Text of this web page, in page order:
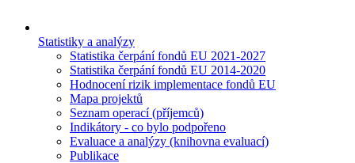
Statistiky a analýzy
Statistika čerpání fondů EU 2021-2027
Statistika čerpání fondů EU 2014-2020
Hodnocení rizik implementace fondů EU
Mapa projektů
Seznam operací (příjemců)
Indikátory - co bylo podpořeno
Evaluace a analýzy (knihovna evaluací)
Publikace